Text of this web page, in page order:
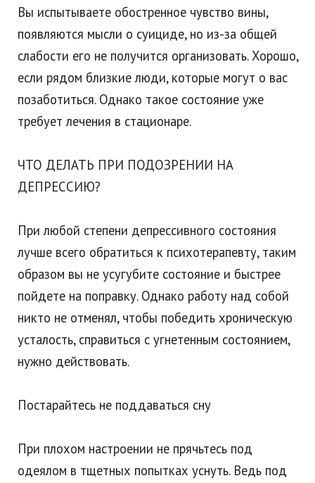
Вы испытываете обостренное чувство вины,
появляются мысли о суициде, но из-за общей
слабости его не получится организовать. Хорошо,
если рядом близкие люди, которые могут о вас
позаботиться. Однако такое состояние уже
требует лечения в стационаре.
ЧТО ДЕЛАТЬ ПРИ ПОДОЗРЕНИИ НА
ДЕПРЕССИЮ?
При любой степени депрессивного состояния
лучше всего обратиться к психотерапевту, таким
образом вы не усугубите состояние и быстрее
пойдете на поправку. Однако работу над собой
никто не отменял, чтобы победить хроническую
усталость, справиться с угнетенным состоянием,
нужно действовать.
Постарайтесь не поддаваться сну
При плохом настроении не прячьтесь под
одеялом в тщетных попытках уснуть. Ведь под